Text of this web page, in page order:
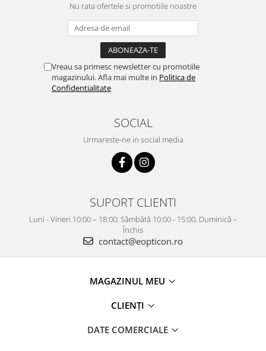
Nu rata ofertele si promotiile noastre
Vreau sa primesc newsletter cu promotiile
magazinului. Afla mai multe in Politica de
Confidentialitate
SOCIAL
Urmareste-ne in social media
SUPORT CLIENTI
Luni - Vineri 10:00 – 18:00; Sâmbătă 10:00 - 15:00, Duminică –
Închis
contact@eopticon.ro
MAGAZINUL MEU
CLIENȚI
DATE COMERCIALE